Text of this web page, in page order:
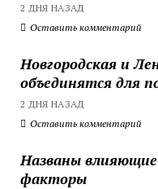
2 ДНЯ НАЗАД
Оставить комментарий
Новгородская и
объединятся для
2 ДНЯ НАЗАД
Оставить комментарий
Названы
факторы